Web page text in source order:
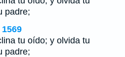
padre;
tu oído; y olvida tu
padre;